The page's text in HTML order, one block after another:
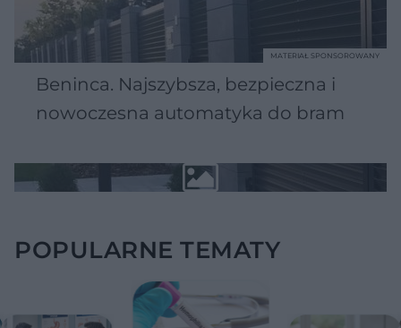
Beninca. Najszybsza, bezpieczna i
nowoczesna automatyka do bram
MATERIAŁ SPONSOROWANY
POPULARNE TEMATY